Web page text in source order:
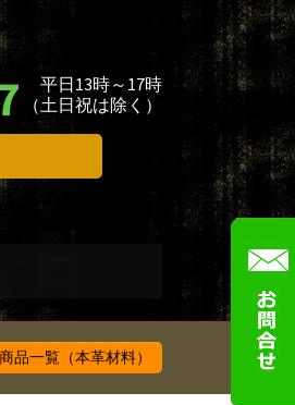
平日13時～17時
（土日祝は除く）
品一覧（本革材料）